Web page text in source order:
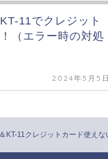
11でクレジット
（エラー時の対処
2024年5月5
KT-11クレジットカード使えな